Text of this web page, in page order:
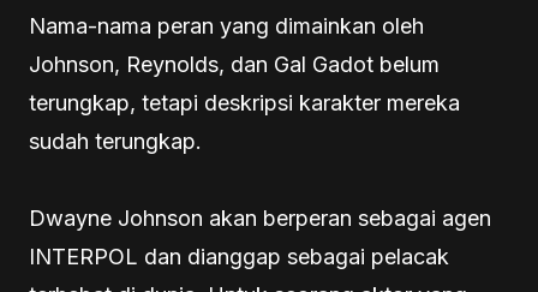
Nama-nama peran yang dimainkan oleh
Johnson, Reynolds, dan Gal Gadot belum
terungkap, tetapi deskripsi karakter mereka
sudah terungkap.
Dwayne Johnson akan berperan sebagai agen
INTERPOL dan dianggap sebagai pelacak